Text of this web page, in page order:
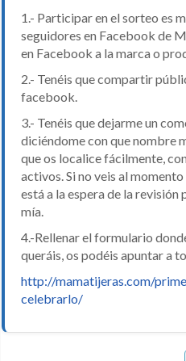
1.- Participar en el sorteo es
seguidores en Facebook de
en Facebook a la marca o
2.- Tenéis que compartir
facebook.
3.- Tenéis que dejarme un
diciéndome con que nombre
que os localice fácilmente,
activos. Si no veis al
está a la espera de la
mía.
4.-Rellenar el formulario
queráis, os podéis apuntar a
http://mamatijeras.com/
celebrarlo/